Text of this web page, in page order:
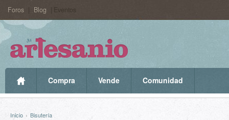
Foros Blog | Eventos
Compra Vende Comunidad
Inicio › Bisutería